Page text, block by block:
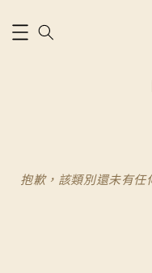
抱歉，該類別還未有任